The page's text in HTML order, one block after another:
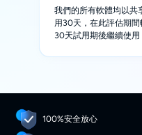
我們的所有軟體均以共
用30天，在此評估期
30天試用期後繼續使用
100%安全放心